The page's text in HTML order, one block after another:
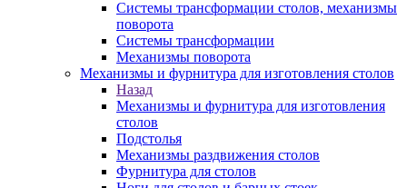
Системы трансформации столов, механизмы
поворота
Системы трансформации
Механизмы поворота
Механизмы и фурнитура для изготовления столов
Назад
Механизмы и фурнитура для изготовления
столов
Подстолья
Механизмы раздвижения столов
Фурнитура для столов